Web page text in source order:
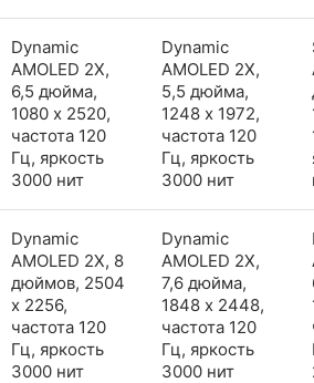
Dynamic
AMOLED 2X,
6,5 дюйма,
1080 x 2520,
частота 120
Гц, яркость
3000 нит
Dynamic
AMOLED 2X,
5,5 дюйма,
1248 x 1972,
частота 120
Гц, яркость
3000 нит
Dynamic
AMOLED 2X, 8
дюймов, 2504
x 2256,
частота 120
Гц, яркость
3000 нит
Dynamic
AMOLED 2X,
7,6 дюйма,
1848 x 2448,
частота 120
Гц, яркость
3000 нит